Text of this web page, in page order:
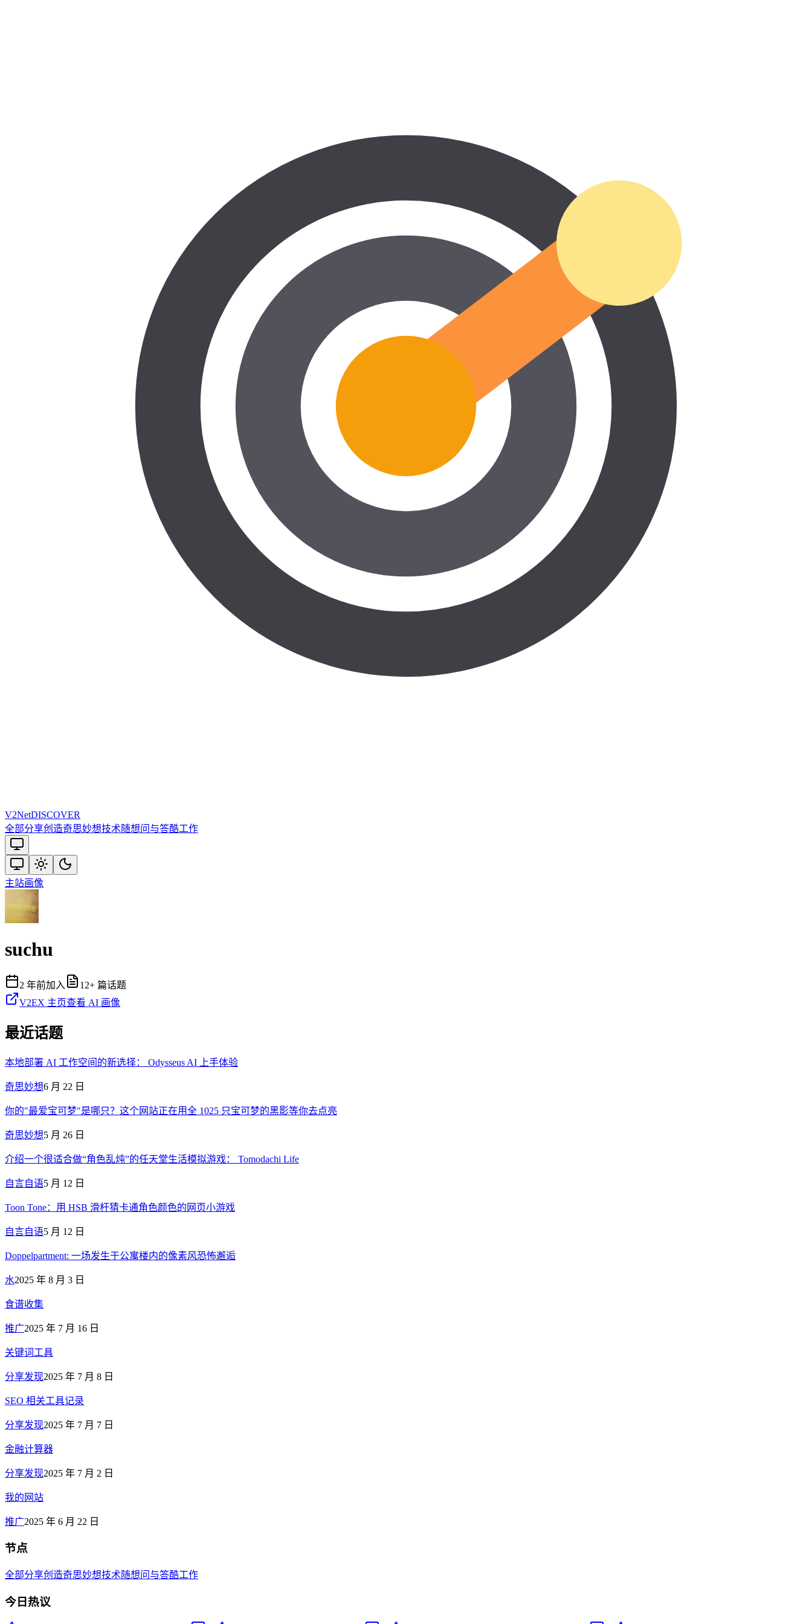
V2NetDISCOVER
全部分享创造奇思妙想技术随想问与答酷工作
主站画像
suchu
2 年前加入 12+ 篇话题
V2EX 主页查看 AI 画像
最近话题
本地部署 AI 工作空间的新选择： Odysseus AI 上手体验
奇思妙想6 月 22 日
你的"最爱宝可梦"是哪只？这个网站正在用全 1025 只宝可梦的黑影等你去点亮
奇思妙想5 月 26 日
介绍一个很适合做“角色乱炖”的任天堂生活模拟游戏： Tomodachi Life
自言自语5 月 12 日
Toon Tone：用 HSB 滑杆猜卡通角色颜色的网页小游戏
自言自语5 月 12 日
Doppelpartment: 一场发生于公寓楼内的像素风恐怖邂逅
水2025 年 8 月 3 日
食谱收集
推广2025 年 7 月 16 日
关键词工具
分享发现2025 年 7 月 8 日
SEO 相关工具记录
分享发现2025 年 7 月 7 日
金融计算器
分享发现2025 年 7 月 2 日
我的网站
推广2025 年 6 月 22 日
节点
全部分享创造奇思妙想技术随想问与答酷工作
今日热议